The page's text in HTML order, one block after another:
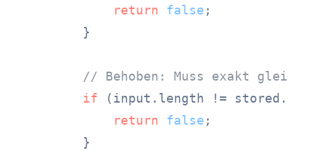
return
false ;
        }
// Behoben: Muss exakt
if (input.length !=
return
false ;
        }